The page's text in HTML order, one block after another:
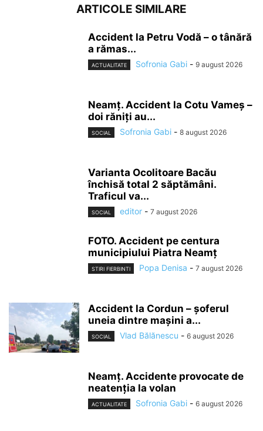
ARTICOLE SIMILARE
Accident la Petru Vodă – o tânără
a rămas...
ACTUALITATE Sofronia Gabi - 9 august 2026
Neamț. Accident la Cotu Vameș –
doi răniți au...
SOCIAL Sofronia Gabi - 8 august 2026
Varianta Ocolitoare Bacău
închisă total 2 săptămâni.
Traficul va...
SOCIAL editor - 7 august 2026
FOTO. Accident pe centura
municipiului Piatra Neamț
STIRI FIERBINTI Popa Denisa - 7 august 2026
Accident la Cordun – șoferul
uneia dintre mașini a...
SOCIAL Vlad Bălănescu - 6 august 2026
Neamț. Accidente provocate de
neatenția la volan
ACTUALITATE Sofronia Gabi - 6 august 2026